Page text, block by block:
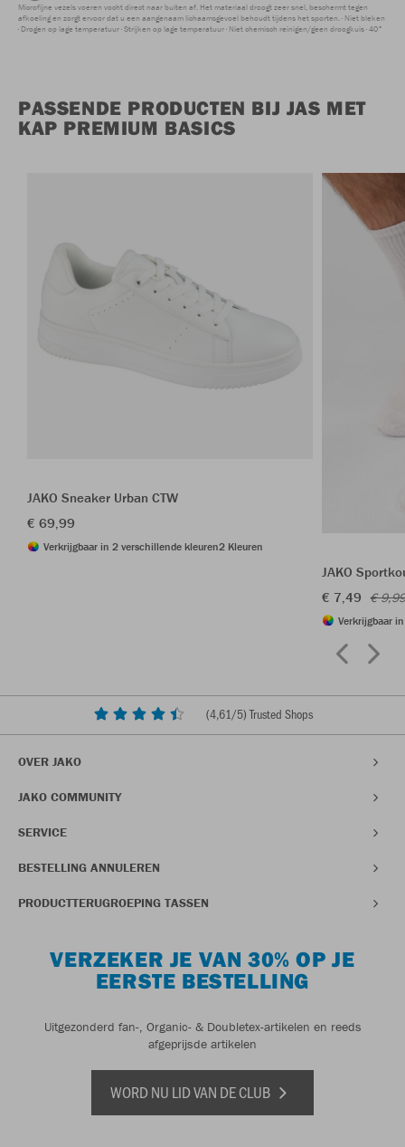
Microfijne vezels voeren vocht direct naar buiten af. Het materiaal droogt zeer snel, beschermt tegen
afkoeling en zorgt ervoor dat u een aangenaam lichaamsgevoel behoudt tijdens het sporten. Niet bleken
Drogen op lage temperatuur Strijken op lage temperatuur Niet chemisch reinigen/geen droogkuis 40°
PASSENDE PRODUCTEN BIJ JAS MET
KAP PREMIUM BASICS
JAKO Sneaker Urban CTW
€ 69,99
Verkrijgbaar in 2 verschillende kleuren2 Kleuren
JAKO
€ 7,49 €
Verkrijgbaar
(4,61/5) Trusted Shops
OVER JAKO
JAKO COMMUNITY
SERVICE
BESTELLING ANNULEREN
PRODUCTTERUGROEPING TASSEN
VERZEKER JE VAN 30% OP JE
EERSTE BESTELLING
Uitgezonderd fan-, Organic- & Doubletex-artikelen en reeds
afgeprijsde artikelen
WORD NU LID VAN DE CLUB